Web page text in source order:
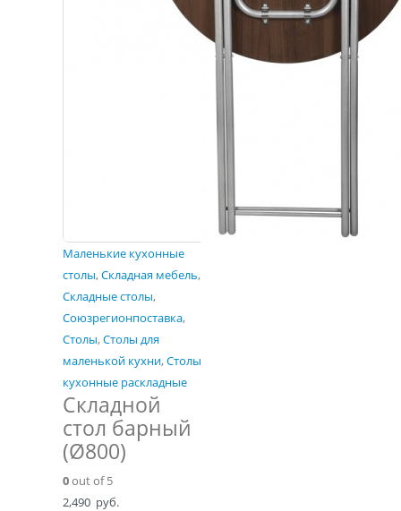
Маленькие кухонные
столы,Складная мебель,
Складные столы,
Союзрегионпоставка,
Столы,Столы для
маленькой кухни,Столы
кухонные раскладные
Складной
стол барный
(Ø800)
0out of 5
2,490 руб.